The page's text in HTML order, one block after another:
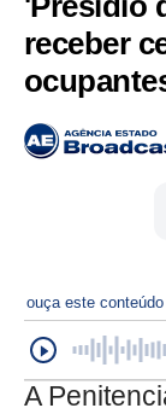
receber
ouça este conteúdo
A